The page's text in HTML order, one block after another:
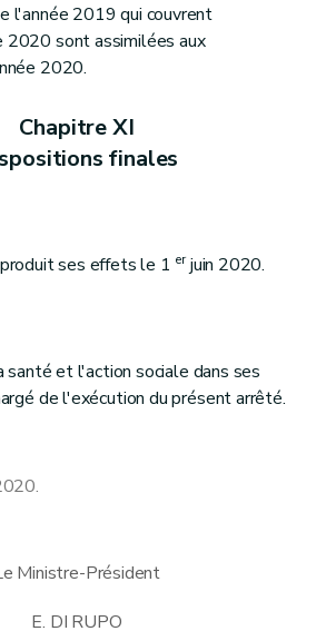
l'année 2019 qui couvrent
2020 sont assimilées aux
2020.
Chapitre XI
finales
ses effets le 1 erjuin 2020.
santé et l'action sociale dans ses
de l'exécution du présent arrêté.
Ministre-Président
E. DI RUPO